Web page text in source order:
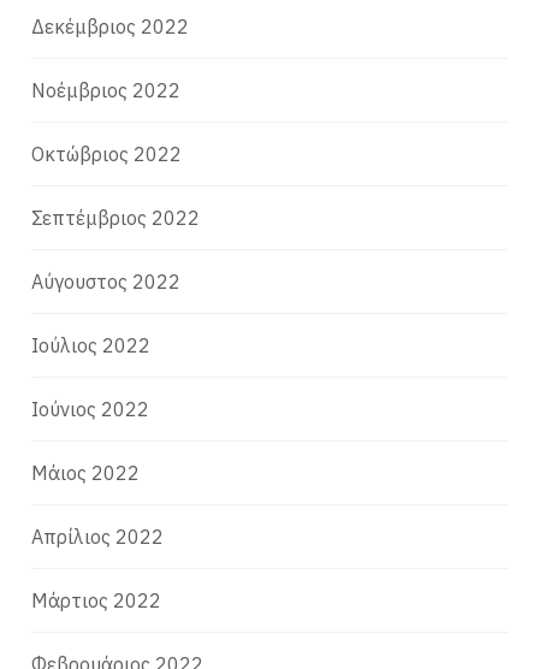
Δεκέμβριος 2022
Νοέμβριος 2022
Οκτώβριος 2022
Σεπτέμβριος 2022
Αύγουστος 2022
Ιούλιος 2022
Ιούνιος 2022
Μάιος 2022
Απρίλιος 2022
Μάρτιος 2022
Φεβρουάριος 2022